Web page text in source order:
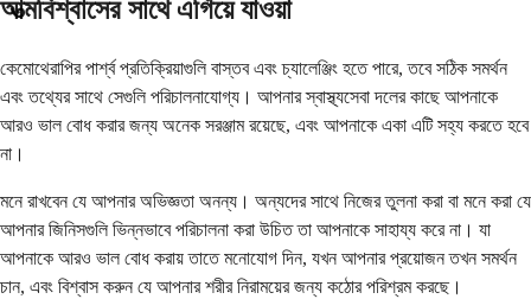
আত্মবিশ্বাসের সাথে এগিয়ে যাওয়া
কেমোথেরাপির পার্শ্ব প্রতিক্রিয়াগুলি বাস্তব এবং চ্যালেঞ্জিং হতে পারে, তবে সঠিক সমর্থন
এবং তথ্যের সাথে সেগুলি পরিচালনাযোগ্য। আপনার স্বাস্থ্যসেবা দলের কাছে আপনাকে
আরও ভাল বোধ করার জন্য অনেক সরঞ্জাম রয়েছে, এবং আপনাকে একা এটি সহ্য করতে হবে
না।
মনে রাখবেন যে আপনার অভিজ্ঞতা অনন্য। অন্যদের সাথে নিজের তুলনা করা বা মনে করা যে
আপনার জিনিসগুলি ভিন্নভাবে পরিচালনা করা উচিত তা আপনাকে সাহায্য করে না। যা
আপনাকে আরও ভাল বোধ করায় তাতে মনোযোগ দিন, যখন আপনার প্রয়োজন তখন সমর্থন
চান, এবং বিশ্বাস করুন যে আপনার শরীর নিরাময়ের জন্য কঠোর পরিশ্রম করছে।